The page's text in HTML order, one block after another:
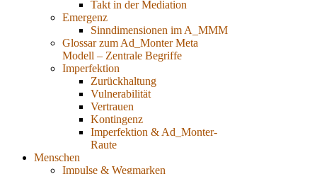
Takt in der Mediation
Emergenz
Sinndimensionen im A_MMM
Glossar zum Ad_Monter Meta
Modell – Zentrale Begriffe
Imperfektion
Zurückhaltung
Vulnerabilität
Vertrauen
Kontingenz
Imperfektion & Ad_Monter-
Raute
Menschen
Impulse & Wegmarken